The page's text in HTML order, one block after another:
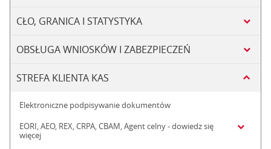
CŁO, GRANICA I STATYSTYKA
OBSŁUGA WNIOSKÓW I ZABEZPIECZEŃ
STREFA KLIENTA KAS
Elektroniczne podpisywanie dokumentów
EORI, AEO, REX, CRPA, CBAM, Agent celny - dowiedz się
więcej